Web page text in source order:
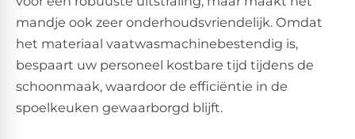
mandje ook zeer onderhoudsvriendelijk. Omdat
het materiaal vaatwasmachinebestendig is,
bespaart uw personeel kostbare tijd tijdens de
schoonmaak, waardoor de efficiëntie in de
spoelkeuken gewaarborgd blijft.